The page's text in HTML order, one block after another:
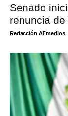
Senado
renuncia de
Redacción AFmedios